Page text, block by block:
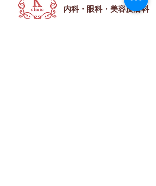
内科・眼科・美容皮膚科